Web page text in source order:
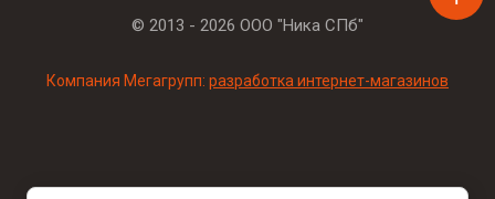
© 2013 - 2026 ООО "Ника СПб"
Компания Мегагрупп: разработка интернет-магазинов